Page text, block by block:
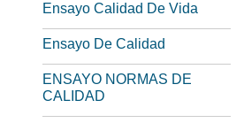
Ensayo Calidad De Vida
Ensayo De Calidad
ENSAYO NORMAS DE
CALIDAD